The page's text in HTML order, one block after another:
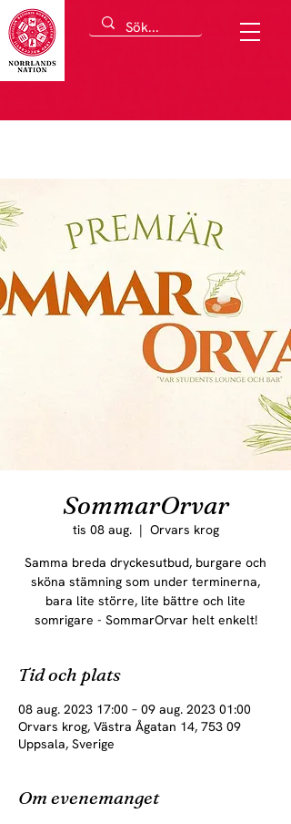
SommarOrvar
tis 08 aug.
  |
Orvars krog
Samma breda dryckesutbud, burgare och
sköna stämning som under terminerna,
bara lite större, lite bättre och lite
somrigare - SommarOrvar helt enkelt!
Tid och plats
08 aug. 2023 17:00 – 09 aug. 2023 01:00
Orvars krog, Västra Ågatan 14, 753 09
Uppsala, Sverige
Om evenemanget